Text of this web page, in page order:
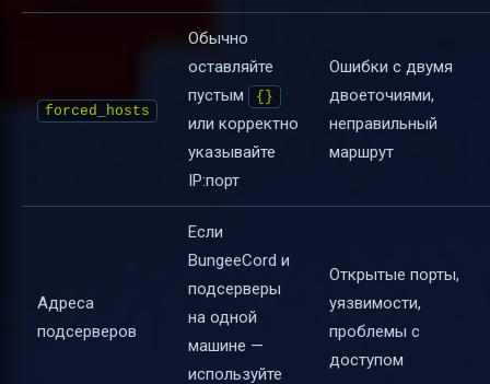
forced_hosts
Обычно
оставляйте
пустым
{}
или корректно
указывайте
IP:порт
Ошибки с двумя
двоеточиями,
неправильный
маршрут
Адреса
подсерверов
Если
BungeeCord и
подсерверы
на одной
машине —
используйте
Открытые порты,
уязвимости,
проблемы с
доступом